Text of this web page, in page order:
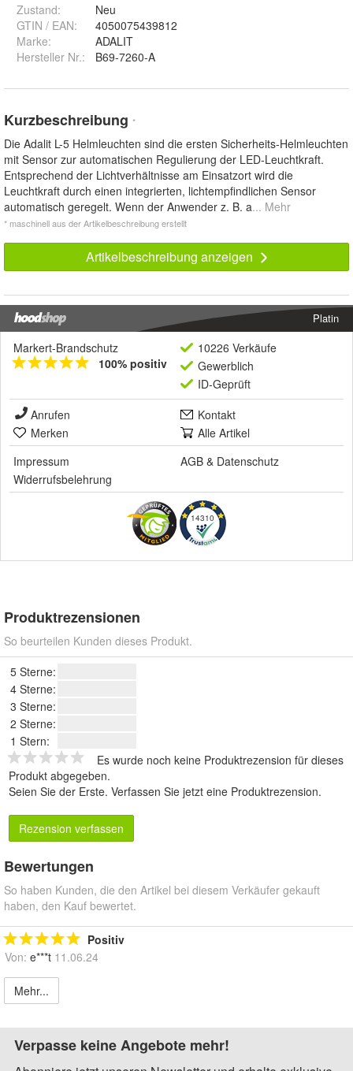
Zustand:
Neu
GTIN / EAN:
4050075439812
Marke:
ADALIT
Hersteller Nr.:
B69-7260-A
Kurzbeschreibung *
Die Adalit L-5 Helmleuchten sind die ersten Sicherheits-Helmleuchten
mit Sensor zur automatischen Regulierung der LED-Leuchtkraft.
Entsprechend der Lichtverhältnisse am Einsatzort wird die
Leuchtkraft durch einen integrierten, lichtempfindlichen Sensor
automatisch geregelt. Wenn der Anwender z. B. a... Mehr
* maschinell aus der Artikelbeschreibung erstellt
Artikelbeschreibung anzeigen
Platin
Markert-Brandschutz
100% positiv
10226 Verkäufe
Gewerblich
ID-Geprüft
Anrufen
Kontakt
Merken
Alle Artikel
Impressum
AGB & Datenschutz
Widerrufsbelehrung
14310
Produktrezensionen
So beurteilen Kunden dieses Produkt.
5 Sterne:
4 Sterne:
3 Sterne:
2 Sterne:
1 Stern:
Es wurde noch keine Produktrezension für dieses
Produkt abgegeben.
Seien Sie der Erste. Verfassen Sie jetzt eine Produktrezension.
Rezension verfassen
Bewertungen
So haben Kunden, die den Artikel bei diesem Verkäufer gekauft
haben, den Kauf bewertet.
Positiv
Von: e***t 11.06.24
Mehr...
Verpasse keine Angebote mehr!